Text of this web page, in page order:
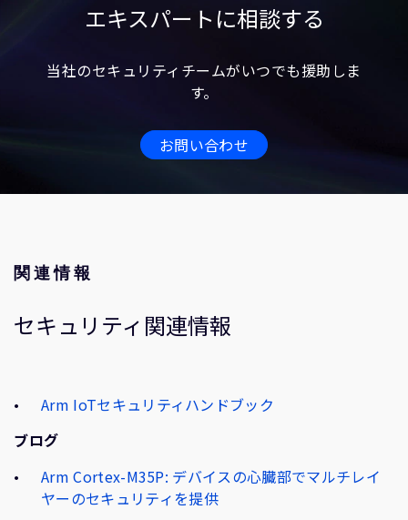
エキスパートに相談する
当社のセキュリティチームがいつでも援助しま
す。
お問い合わせ
関連情報
セキュリティ関連情報
Arm IoTセキュリティハンドブック
ブログ
Arm Cortex-M35P: デバイスの心臓部でマルチレイ
ヤーのセキュリティを提供